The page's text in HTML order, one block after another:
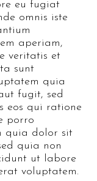
eu fugiat
omnis iste
aperiam,
veritatis et
sunt
quia
fugit, sed
eos qui ratione
porro
quia dolor sit
quia non
ut labore
voluptatem.